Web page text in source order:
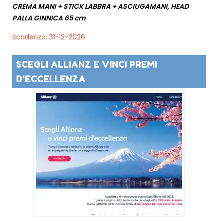
CREMA MANI + STICK LABBRA + ASCIUGAMANI, HEAD
PALLA GINNICA 65 cm
Scadenza: 31-12-2026
SCEGLI ALLIANZ E VINCI PREMI
D’ECCELLENZA